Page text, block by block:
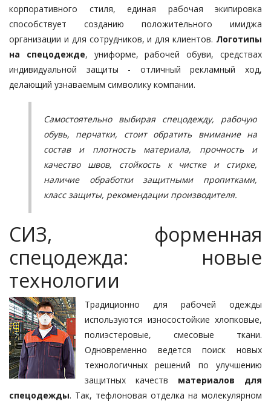
корпоративного стиля, единая рабочая экипировка
способствует созданию положительного имиджа
организации и для сотрудников, и для клиентов. Логотипы
на спецодежде, униформе, рабочей обуви, средствах
индивидуальной защиты - отличный рекламный ход,
делающий узнаваемым символику компании.
Самостоятельно выбирая спецодежду, рабочую
обувь, перчатки, стоит обратить внимание на
состав и плотность материала, прочность и
качество швов, стойкость к чистке и стирке,
наличие обработки защитными пропитками,
класс защиты, рекомендации производителя.
СИЗ, форменная
спецодежда: новые
технологии
Традиционно для рабочей одежды
используются износостойкие хлопковые,
полиэстеровые, смесовые ткани.
Одновременно ведется поиск новых
технологичных решений по улучшению
защитных качеств материалов для
спецодежды. Так, тефлоновая отделка на молекулярном